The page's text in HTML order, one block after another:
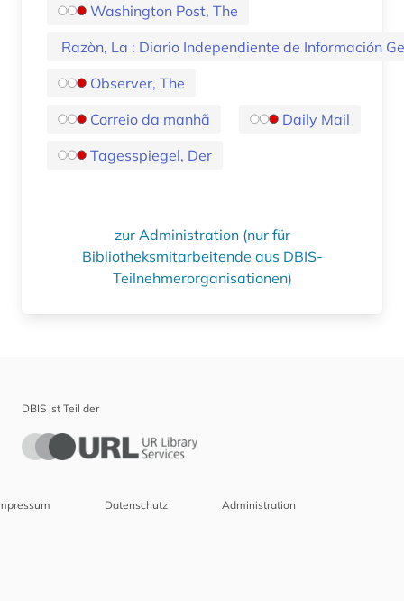
Washington Post, The
Razòn, La : Diario Independiente de Información
Observer, The
Correio da manhã
Daily Mail
Tagesspiegel, Der
zur Administration (nur für
Bibliotheksmitarbeitende aus DBIS-
Teilnehmerorganisationen)
DBIS ist Teil der
Datenschutz Administration